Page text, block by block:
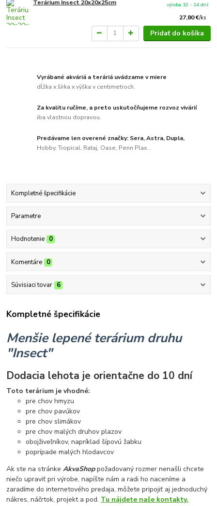
Terárium Insect 20x20x25cm
27,80 €/ks
výroba 10 - 14 dní
Pridať do košíka
Vyrábané akváriá a teráriá uvádzame v miere
dĺžka x šírka x výška v centimetroch.
Za kvalitu ručíme, a preto uskutočňujeme rozvoz vivárií
iba vlastnou dopravou.
Predávame len overené značky: Sera, Astra, Dupla,
Hobby, Tropical, Rataj, Oase, Penn Plax...
Kompletné špecifikácie
Parametre
Hodnotenie 0
Komentáre 0
Súvisiaci tovar 6
Kompletné špecifikácie
Menšie lepené terárium druhu
"Insect"
Dodacia lehota je orientačne do 10 dní
Toto terárium je vhodné:
pre chov hmyzu
pre chov pavúkov
pre chov slimákov
pre chov malých druhov plazov
obojživeľníkov, napríklad šípovú žabku
poprípade malých hlodavcov
Ak ste na stránkeAkvaShoppožadovaný rozmer nenašli chcete
niečo upraviť pri výrobe, napíšte nám a radi ho naceníme a
zaradíme do internetového predaja, môžete pripojiť aj jednoduchý
nákres, náčrtok, projekt a pod. Tu nájdete naše kontakty.